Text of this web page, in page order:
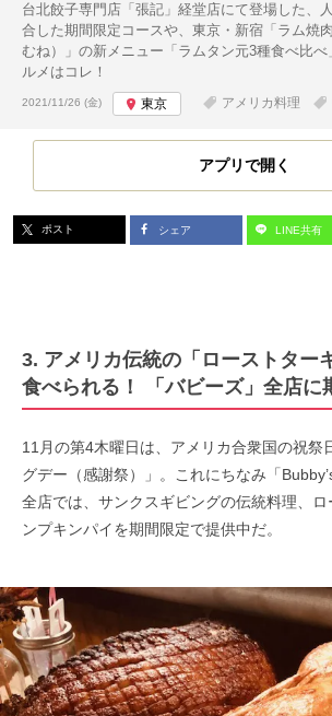
台北餃子専門店「張記」経堂店にて登場した、
合した期間限定コースや、東京・新宿「ラム焼
むね）」の新メニュー「ラムタン元3種食べ比
ルメはコレ！
投稿日:
2021/11/26 (金) 東京 アメリカ料理
アプリで開く
ポスト シェア LINE共有
3. アメリカ伝統の「ローストター
食べられる！ 「バビーズ」全店に
11月の第4木曜日は、アメリカ合衆国の祝祭
グデー（感謝祭）」。これにちなみ「
全店では、サンクスギビングの伝統料理、
ンプキンパイを期間限定で提供中だ。